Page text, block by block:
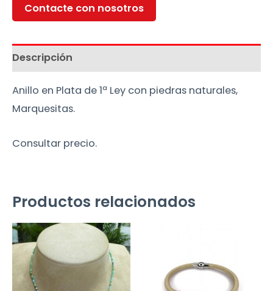
Contacte con nosotros
Descripción
Anillo en Plata de 1ª Ley con piedras naturales,
Marquesitas.
Consultar precio.
Productos relacionados